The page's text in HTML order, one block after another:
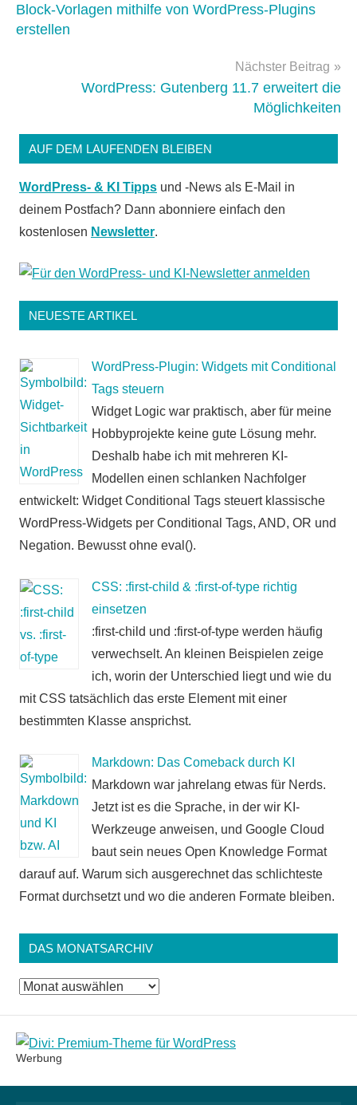
Block-Vorlagen mithilfe von WordPress-Plugins
erstellen
Nächster Beitrag
WordPress: Gutenberg 11.7 erweitert die
Möglichkeiten
AUF DEM LAUFENDEN BLEIBEN
WordPress- & KI Tipps und -News als E-Mail in
deinem Postfach? Dann abonniere einfach den
kostenlosen Newsletter.
NEUESTE ARTIKEL
WordPress-Plugin: Widgets mit Conditional
Tags steuern
Widget Logic war praktisch, aber für meine
Hobbyprojekte keine gute Lösung mehr.
Deshalb habe ich mit mehreren KI-
Modellen einen schlanken Nachfolger
entwickelt: Widget Conditional Tags steuert klassische
WordPress-Widgets per Conditional Tags, AND, OR und
Negation. Bewusst ohne eval().
CSS: :first-child & :first-of-type richtig
einsetzen
:first-child und :first-of-type werden häufig
verwechselt. An kleinen Beispielen zeige
ich, worin der Unterschied liegt und wie du
mit CSS tatsächlich das erste Element mit einer
bestimmten Klasse ansprichst.
Markdown: Das Comeback durch KI
Markdown war jahrelang etwas für Nerds.
Jetzt ist es die Sprache, in der wir KI-
Werkzeuge anweisen, und Google Cloud
baut sein neues Open Knowledge Format
darauf auf. Warum sich ausgerechnet das schlichteste
Format durchsetzt und wo die anderen Formate bleiben.
DAS MONATSARCHIV
Das
Werbung